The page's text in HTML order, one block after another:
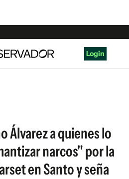
Login
Álvarez a quienes lo
narcos" por la
en Santo y seña